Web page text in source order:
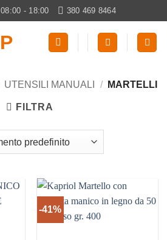
08:00 - 18:00 380 469 8464
UTENSILI MANUALI / MARTELLI
FILTRA
-41%